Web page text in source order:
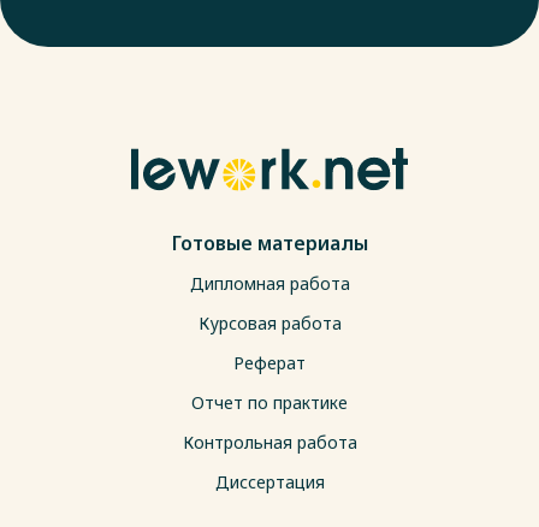
Готовые материалы
Дипломная работа
Курсовая работа
Реферат
Отчет по практике
Контрольная работа
Диссертация